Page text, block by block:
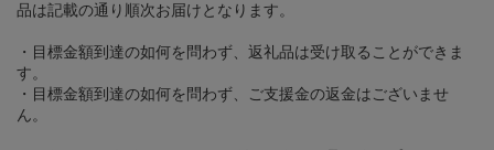
品は記載の通り順次お届けとなります。
・目標金額到達の如何を問わず、返礼品は受け取ることができま
す。
・目標金額到達の如何を問わず、ご支援金の返金はございませ
ん。